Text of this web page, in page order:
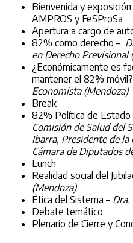
Bienvenida y
AMPROS y FeSProSa
Apertura a cargo de
82% como derecho –
en Derecho Previsional
¿Económicamente es
mantener el 82%
Economista (Mendoza)
Break
82% Política de Estado
Comisión de Salud del
Ibarra, Presidente de
Cámara de Diputados
Lunch
Realidad social del
(Mendoza)
Ética del Sistema – Dra.
Debate temático
Plenario de Cierre y